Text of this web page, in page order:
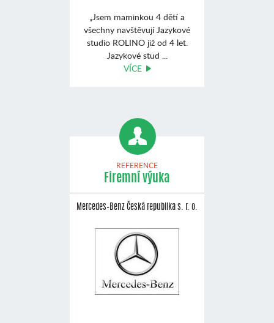
„Jsem maminkou 4 dětí a
všechny navštěvují Jazykové
studio ROLINO již od 4 let.
Jazykové stud ...
VÍCE
REFERENCE
Firemní výuka
Mercedes–Benz Česká republika s. r. o.